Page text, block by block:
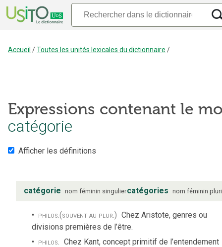
Accueil /Toutes les unités lexicales du dictionnaire /
Expressions contenant le
catégorie
Afficher les définitions
catégorie nom féminin singuliercatégories nom féminin
philos.(souvent au plur.) Chez Aristote, genres ou
divisions premières de l’être.
philos. Chez Kant, concept primitif de l’entendement